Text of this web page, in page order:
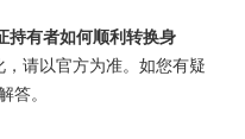
持有者如何顺利转换身
请以官方为准。如您有疑
答。